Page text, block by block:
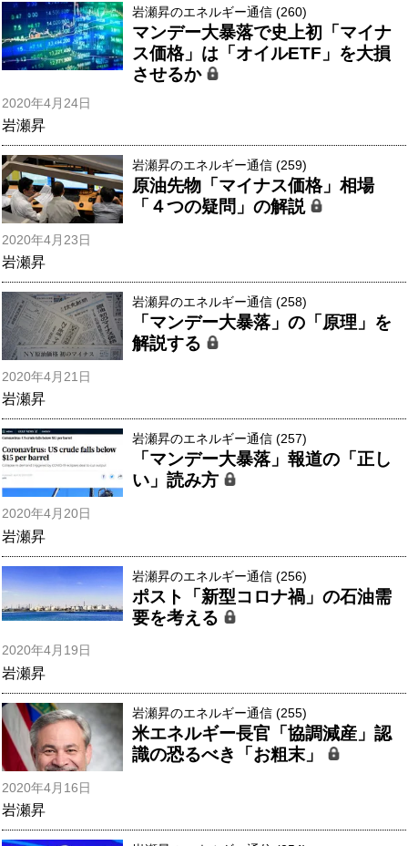
岩瀬昇のエネルギー通信 (260)
マンデー大暴落で史上初「マイナ
ス価格」は「オイルETF」を大損
させるか
2020年4月24日
岩瀬昇
岩瀬昇のエネルギー通信 (259)
原油先物「マイナス価格」相場
「４つの疑問」の解説
2020年4月23日
岩瀬昇
岩瀬昇のエネルギー通信 (258)
「マンデー大暴落」の「原理」を
解説する
2020年4月21日
岩瀬昇
岩瀬昇のエネルギー通信 (257)
「マンデー大暴落」報道の「正し
い」読み方
2020年4月20日
岩瀬昇
岩瀬昇のエネルギー通信 (256)
ポスト「新型コロナ禍」の石油需
要を考える
2020年4月19日
岩瀬昇
岩瀬昇のエネルギー通信 (255)
米エネルギー長官「協調減産」認
識の恐るべき「お粗末」
2020年4月16日
岩瀬昇